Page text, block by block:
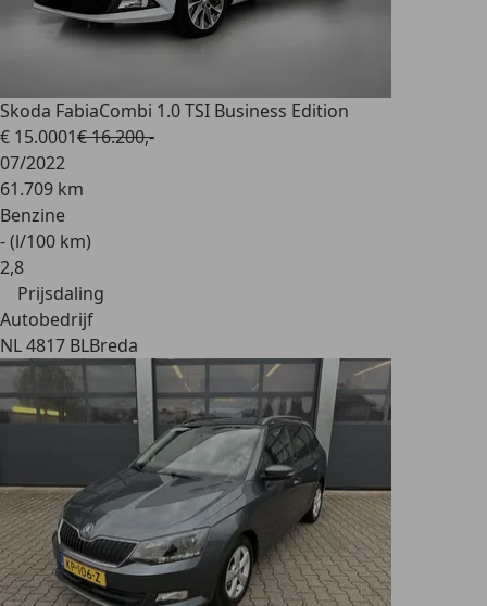
Skoda FabiaCombi 1.0 TSI Business Edition
€ 15.0001€ 16.200,-
07/2022
61.709 km
Benzine
- (l/100 km)
2,8
Prijsdaling
Autobedrijf
NL 4817 BLBreda